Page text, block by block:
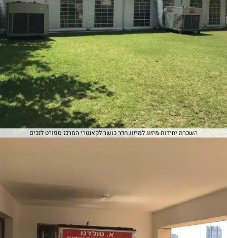
השכרת יחידות מיזוג למיזוג חדר כושר לקאנטרי המרכז ספורט לנכים